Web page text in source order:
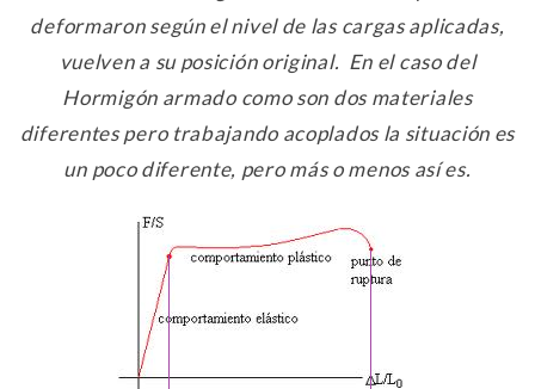
deformaron según el nivel de las cargas aplicadas,
vuelven a su posición original. En el caso del
Hormigón armado como son dos materiales
diferentes pero trabajando acoplados la situación es
un poco diferente, pero más o menos así es.